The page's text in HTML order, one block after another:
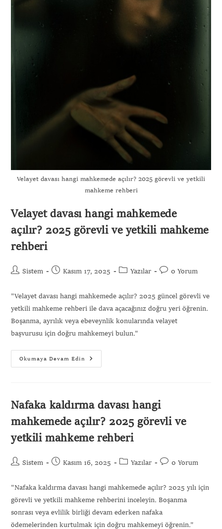
Velayet davası hangi mahkemede açılır? 2025 görevli ve yetkili
mahkeme rehberi
Velayet davası hangi mahkemede
açılır? 2025 görevli ve yetkili mahkeme
rehberi
Sistem Kasım 17, 2025 Yazılar 0 Yorum
"Velayet davası hangi mahkemede açılır? 2025 güncel görevli ve
yetkili mahkeme rehberi ile dava açacağınız doğru yeri öğrenin.
Boşanma, ayrılık veya ebeveynlik konularında velayet
başvurusu için doğru mahkemeyi bulun."
Okumaya Devam Edin
Nafaka kaldırma davası hangi
mahkemede açılır? 2025 görevli ve
yetkili mahkeme rehberi
Sistem Kasım 16, 2025 Yazılar 0 Yorum
"Nafaka kaldırma davası hangi mahkemede açılır? 2025 yılı için
görevli ve yetkili mahkeme rehberini inceleyin. Boşanma
sonrası veya evlilik birliği devam ederken nafaka
ödemelerinden kurtulmak için doğru mahkemeyi öğrenin."